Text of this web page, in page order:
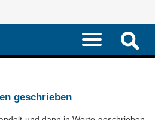
geschrieben